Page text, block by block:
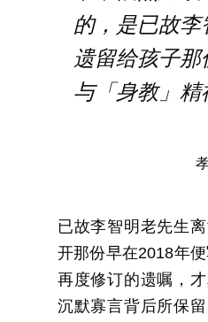
小天星的，是已故
遗留给孩子
与「身教」精
已故李智明老先生
开那份早在2018年
再度修订的遗嘱，
沉默寡言背后所保